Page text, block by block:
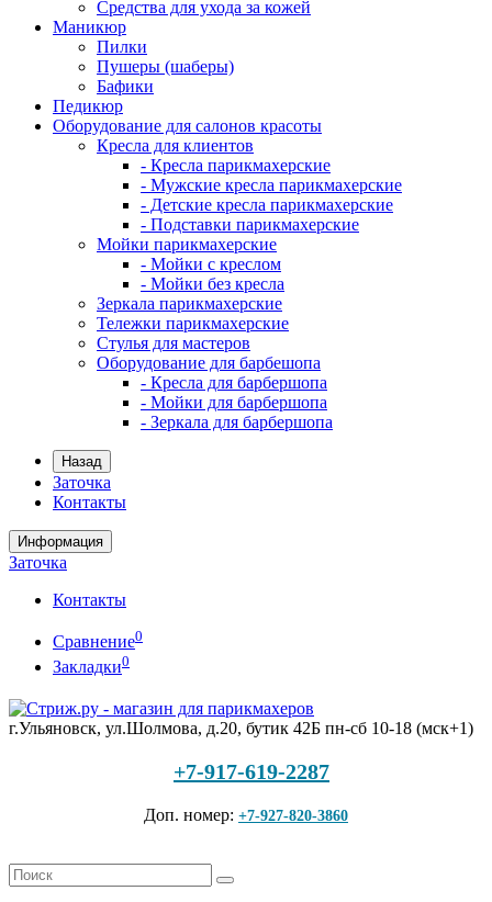
Средства для ухода за кожей
Маникюр
Пилки
Пушеры (шаберы)
Бафики
Педикюр
Оборудование для салонов красоты
Кресла для клиентов
- Кресла парикмахерские
- Мужские кресла парикмахерские
- Детские кресла парикмахерские
- Подставки парикмахерские
Мойки парикмахерские
- Мойки с креслом
- Мойки без кресла
Зеркала парикмахерские
Тележки парикмахерские
Стулья для мастеров
Оборудование для барбешопа
- Кресла для барбершопа
- Мойки для барбершопа
- Зеркала для барбершопа
Назад
Заточка
Контакты
Информация
Заточка
Контакты
Сравнение0
Закладки0
г.Ульяновск, ул.Шолмова, д.20, бутик 42Б пн-сб 10-18 (мск+1)
+7-917-619-2287
Доп. номер: +7-927-820-3860